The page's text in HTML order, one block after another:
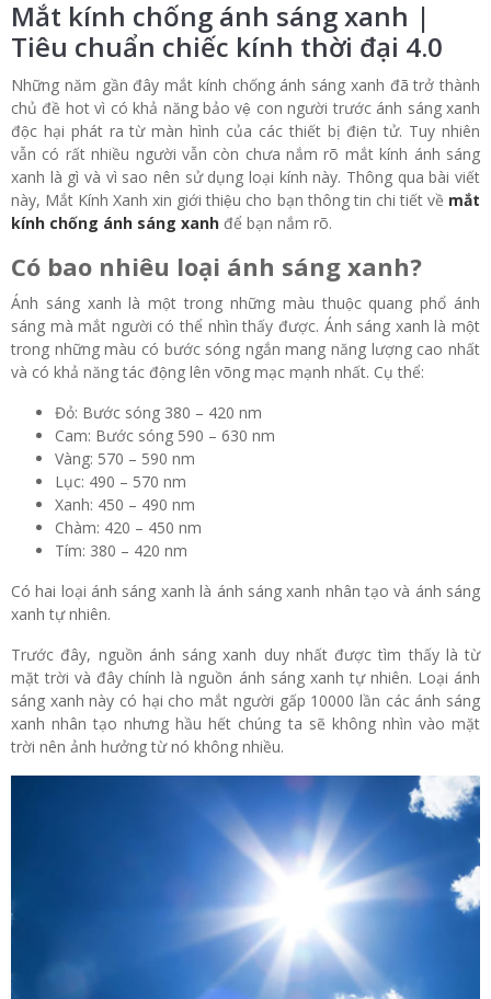
Mắt kính chống ánh sáng xanh |
Tiêu chuẩn chiếc kính thời đại 4.0
Những năm gần đây mắt kính chống ánh sáng xanh đã trở thành
chủ đề hot vì có khả năng bảo vệ con người trước ánh sáng xanh
độc hại phát ra từ màn hình của các thiết bị điện tử. Tuy nhiên
vẫn có rất nhiều người vẫn còn chưa nắm rõ mắt kính ánh sáng
xanh là gì và vì sao nên sử dụng loại kính này. Thông qua bài viết
này, Mắt Kính Xanh xin giới thiệu cho bạn thông tin chi tiết về mắt
kính chống ánh sáng xanh để bạn nắm rõ.
Có bao nhiêu loại ánh sáng xanh?
Ánh sáng xanh là một trong những màu thuộc quang phổ ánh
sáng mà mắt người có thể nhìn thấy được. Ánh sáng xanh là một
trong những màu có bước sóng ngắn mang năng lượng cao nhất
và có khả năng tác động lên võng mạc mạnh nhất. Cụ thể:
Đỏ: Bước sóng 380 – 420 nm
Cam: Bước sóng 590 – 630 nm
Vàng: 570 – 590 nm
Lục: 490 – 570 nm
Xanh: 450 – 490 nm
Chàm: 420 – 450 nm
Tím: 380 – 420 nm
Có hai loại ánh sáng xanh là ánh sáng xanh nhân tạo và ánh sáng
xanh tự nhiên.
Trước đây, nguồn ánh sáng xanh duy nhất được tìm thấy là từ
mặt trời và đây chính là nguồn ánh sáng xanh tự nhiên. Loại ánh
sáng xanh này có hại cho mắt người gấp 10000 lần các ánh sáng
xanh nhân tạo nhưng hầu hết chúng ta sẽ không nhìn vào mặt
trời nên ảnh hưởng từ nó không nhiều.